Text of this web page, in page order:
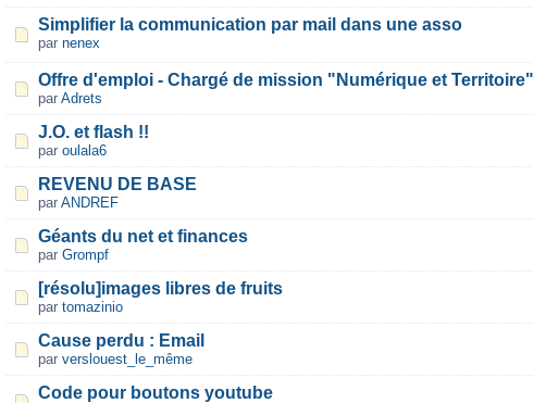
Simplifier la communication par mail dans une asso
par nenex
Offre d'emploi - Chargé de mission "Numérique et Territoire"
par Adrets
J.O. et flash !!
par oulala6
REVENU DE BASE
par ANDREF
Géants du net et finances
par Grompf
[résolu]images libres de fruits
par tomazinio
Cause perdu : Email
par verslouest_le_même
Code pour boutons youtube